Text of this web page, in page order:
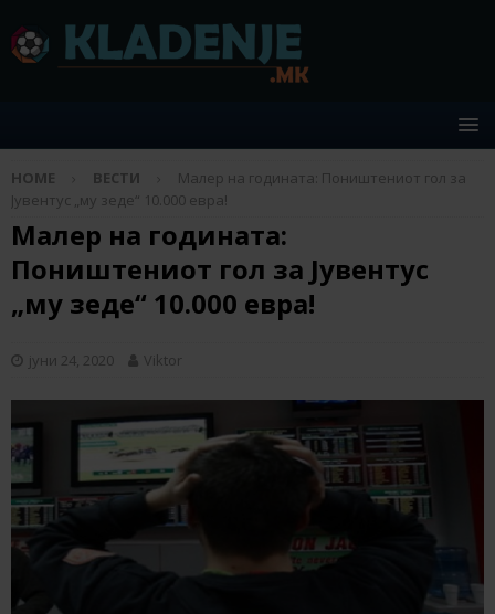
HOME ВЕСТИ
Малер на годината: Поништениот гол за
Јувентус „му зеде“ 10.000 евра!
Малер на годината:
Поништениот гол за Јувентус
„му зеде“ 10.000 евра!
јуни 24, 2020 Viktor